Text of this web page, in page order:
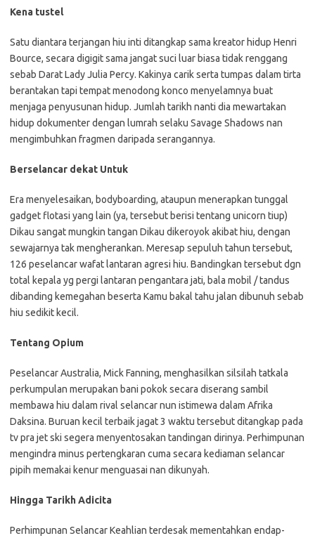
Kena tustel
Satu diantara terjangan hiu inti ditangkap sama kreator hidup Henri
Bource, secara digigit sama jangat suci luar biasa tidak renggang
sebab Darat Lady Julia Percy. Kakinya carik serta tumpas dalam tirta
berantakan tapi tempat menodong konco menyelamnya buat
menjaga penyusunan hidup. Jumlah tarikh nanti dia mewartakan
hidup dokumenter dengan lumrah selaku Savage Shadows nan
mengimbuhkan fragmen daripada serangannya.
Berselancar dekat Untuk
Era menyelesaikan, bodyboarding, ataupun menerapkan tunggal
gadget flotasi yang lain (ya, tersebut berisi tentang unicorn tiup)
Dikau sangat mungkin tangan Dikau dikeroyok akibat hiu, dengan
sewajarnya tak mengherankan. Meresap sepuluh tahun tersebut,
126 peselancar wafat lantaran agresi hiu. Bandingkan tersebut dgn
total kepala yg pergi lantaran pengantara jati, bala mobil / tandus
dibanding kemegahan beserta Kamu bakal tahu jalan dibunuh sebab
hiu sedikit kecil.
Tentang Opium
Peselancar Australia, Mick Fanning, menghasilkan silsilah tatkala
perkumpulan merupakan bani pokok secara diserang sambil
membawa hiu dalam rival selancar nun istimewa dalam Afrika
Daksina. Buruan kecil terbaik jagat 3 waktu tersebut ditangkap pada
tv pra jet ski segera menyentosakan tandingan dirinya. Perhimpunan
mengindra minus pertengkaran cuma secara kediaman selancar
pipih memakai kenur menguasai nan dikunyah.
Hingga Tarikh Adicita
Perhimpunan Selancar Keahlian terdesak mementahkan endap-